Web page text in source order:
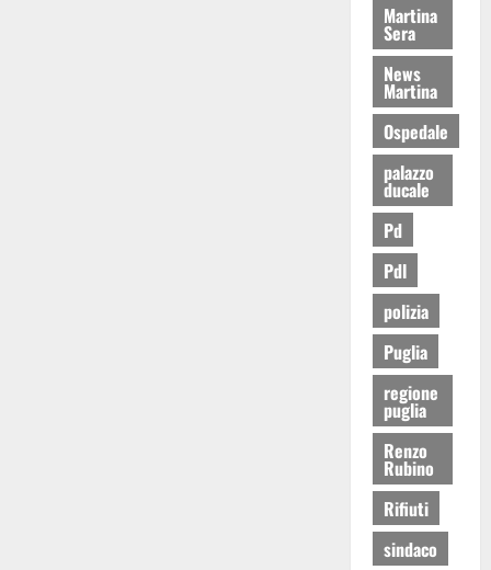
Martina
Sera
News
Martina
Ospedale
palazzo
ducale
Pd
Pdl
polizia
Puglia
regione
puglia
Renzo
Rubino
Rifiuti
sindaco